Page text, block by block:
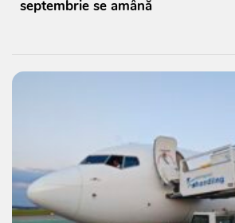
septembrie se amână